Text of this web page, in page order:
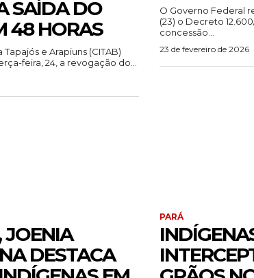
SAÍDA DO
48 HORAS
e Arapiuns (CITAB)
feira, 24, a revogação do...
O Governo Federal
(23) o Decreto
concessão...
23 de fevereiro de 2026
JOENIA
DESTACA
PARÁ